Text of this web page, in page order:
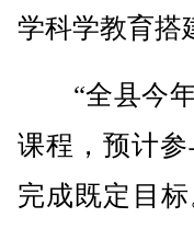
学科学教育搭
“全县今年
课程，预计
完成既定目